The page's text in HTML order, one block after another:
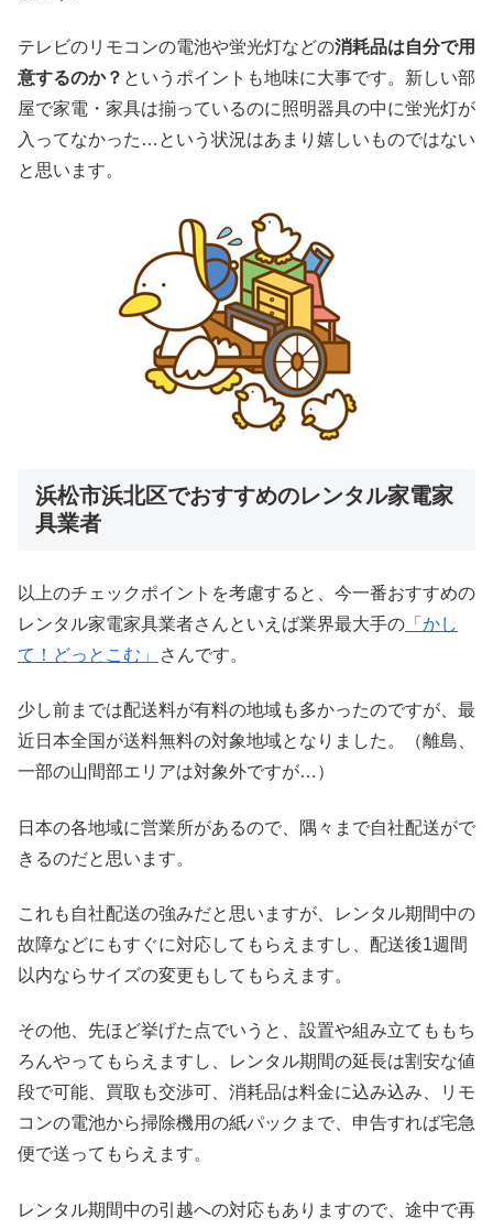
テレビのリモコンの電池や蛍光灯などの消耗品は自分で用
意するのか？ というポイントも地味に大事です。新しい部
屋で家電・家具は揃っているのに照明器具の中に蛍光灯が
入ってなかった…という状況はあまり嬉しいものではない
と思います。
浜松市浜北区でおすすめのレンタル家電家
具業者
以上のチェックポイントを考慮すると、今一番おすすめの
レンタル家電家具業者さんといえば業界最大手の 「かし
て！どっとこむ」
さんです。
少し前までは配送料が有料の地域も多かったのですが、最
近日本全国が送料無料の対象地域となりました。（離島、
一部の山間部エリアは対象外ですが…）
日本の各地域に営業所があるので、隅々まで自社配送がで
きるのだと思います。
これも自社配送の強みだと思いますが、レンタル期間中の
故障などにもすぐに対応してもらえますし、配送後1週間
以内ならサイズの変更もしてもらえます。
その他、先ほど挙げた点でいうと、設置や組み立てももち
ろんやってもらえますし、レンタル期間の延長は割安な値
段で可能、買取も交渉可、消耗品は料金に込み込み、リモ
コンの電池から掃除機用の紙パックまで、申告すれば宅急
便で送ってもらえます。
レンタル期間中の引越への対応もありますので、途中で再